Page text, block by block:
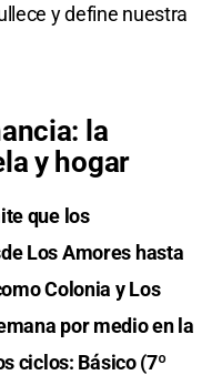
y define nuestra
la
y hogar
que los
Los Amores hasta
Colonia y Los
por medio en la
ciclos: Básico (7º